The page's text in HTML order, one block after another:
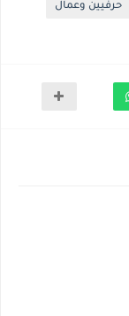
حرفيين وعمال